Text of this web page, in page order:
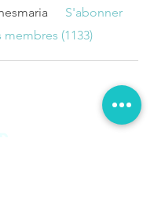
S'abonner
(1133)